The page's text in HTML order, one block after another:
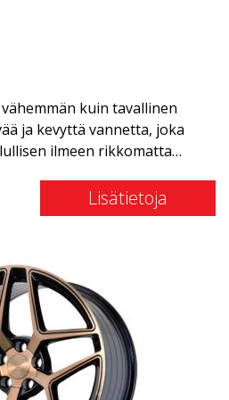
vähemmän kuin tavallinen
ja kevyttä vannetta, joka
ilmeen rikkomatta
yrityksemme tarjota
vanne, joka hyötyy
ja tuotannon
Lisätietoja